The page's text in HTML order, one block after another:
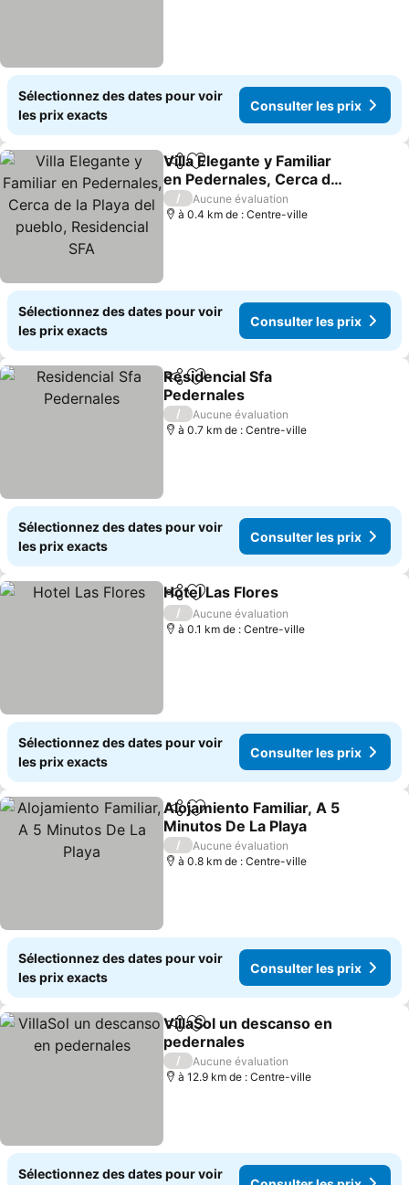
Sélectionnez des dates pour voir
les prix exacts
Consulter les prix
PartagerAjouter à mes favoris
Villa Elegante y Familiar
en Pedernales, Cerca de
la Playa del pueblo,
Residencial SFA
Consulter les prix
/
Aucune évaluation
à 0.4 km de : Centre-ville
Sélectionnez des dates pour voir
les prix exacts
Consulter les prix
PartagerAjouter à mes favoris
Residencial Sfa
Pedernales
Consulter les prix
/
Aucune évaluation
à 0.7 km de : Centre-ville
Sélectionnez des dates pour voir
les prix exacts
Consulter les prix
PartagerAjouter à mes favoris
Hotel Las Flores
/
Aucune évaluation
à 0.1 km de : Centre-ville
Sélectionnez des dates pour voir
les prix exacts
Consulter les prix
PartagerAjouter à mes favoris
Alojamiento Familiar, A 5
Minutos De La Playa
Consulter les prix
/
Aucune évaluation
à 0.8 km de : Centre-ville
Sélectionnez des dates pour voir
les prix exacts
Consulter les prix
PartagerAjouter à mes favoris
VillaSol un descanso en
pedernales
Consulter les prix
/
Aucune évaluation
à 12.9 km de : Centre-ville
Sélectionnez des dates pour voir